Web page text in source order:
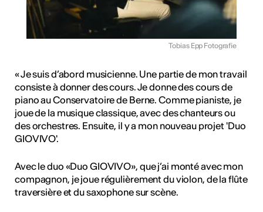
Tobias Epp Fotografie
« Je suis d’abord musicienne. Une partie de mon travail
consiste à donner des cours. Je donne des cours de
piano au Conservatoire de Berne. Comme pianiste, je
joue de la musique classique, avec des chanteurs ou
des orchestres. Ensuite, il y a mon nouveau projet 'Duo
GIOVIVO'.
Avec le duo «Duo GIOVIVO», que j’ai monté avec mon
compagnon, je joue régulièrement du violon, de la flûte
traversière et du saxophone sur scène.